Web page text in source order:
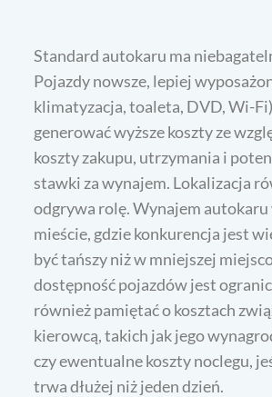
Standard autokaru ma
Pojazdy nowsze, lepiej
klimatyzacja, toaleta, DVD, Wi-
generować wyższe koszty ze
koszty zakupu, utrzymania i
stawki za wynajem. Lokalizacja
odgrywa rolę. Wynajem autokaru
mieście, gdzie konkurencja jest
być tańszy niż w mniejszej
dostępność pojazdów jest
również pamiętać o kosztach
kierowcą, takich jak jego
czy ewentualne koszty noclegu,
trwa dłużej niż jeden dzień.